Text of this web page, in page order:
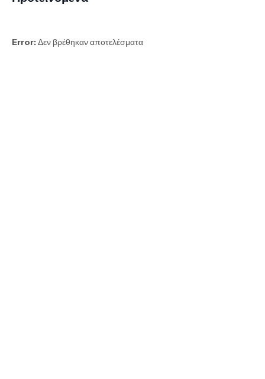
Error:Δεν βρέθηκαν αποτελέσματα